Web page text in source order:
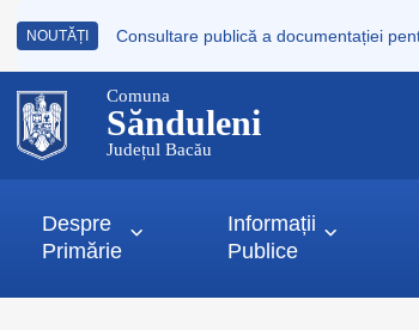
NOUTĂȚI
Comuna
Sănduleni
Județul Bacău
Despre
Primărie
Informații
Publice